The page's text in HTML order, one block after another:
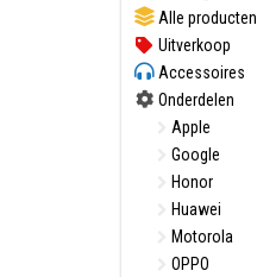
Alle producten
Uitverkoop
Accessoires
Onderdelen
Apple
Google
Honor
Huawei
Motorola
OPPO